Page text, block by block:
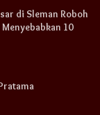
di Sleman Roboh
10